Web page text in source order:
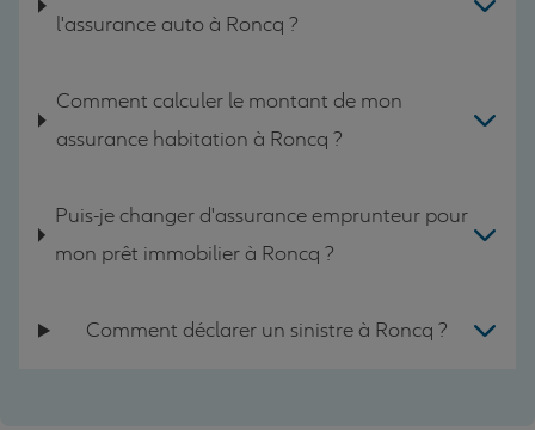
l'assurance auto à Roncq ?
Comment calculer le montant de mon
assurance habitation à Roncq ?
Puis-je changer d'assurance emprunteur pour
mon prêt immobilier à Roncq ?
Comment déclarer un sinistre à Roncq ?